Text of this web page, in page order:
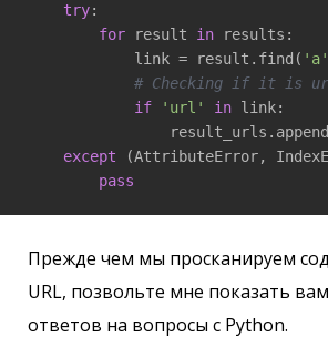
try:
for result in results:
            link = result.find(
'a'
# Checking if it is
if
'url' in link:
except (AttributeError,
pass
Прежде чем мы просканируем
URL, позвольте мне показать
ответов на вопросы с Python.